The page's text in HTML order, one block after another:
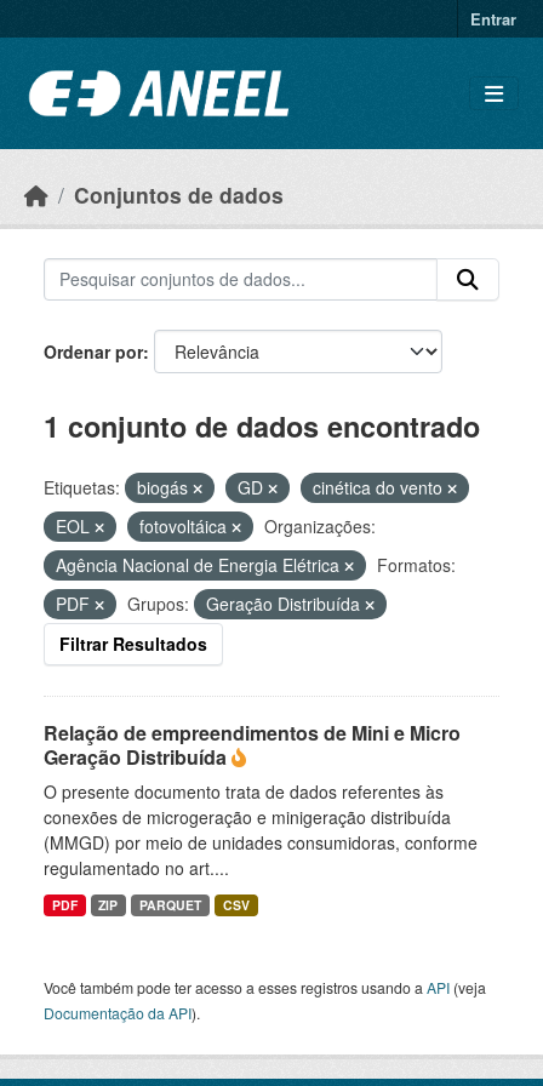
Entrar
Conjuntos de dados
Ordenar por
1 conjunto de dados encontrado
Etiquetas: biogás GD
cinética do vento
EOL
fotovoltáica
Organizações:
Agência Nacional de Energia Elétrica
Formatos:
PDF
Grupos:
Geração Distribuída
Filtrar Resultados
Relação de empreendimentos de Mini e Micro
Geração Distribuída
O presente documento trata de dados referentes às
conexões de microgeração e minigeração distribuída
(MMGD) por meio de unidades consumidoras, conforme
regulamentado no art....
PDF ZIP PARQUET CSV
Você também pode ter acesso a esses registros usando a API (veja
Documentação da API).